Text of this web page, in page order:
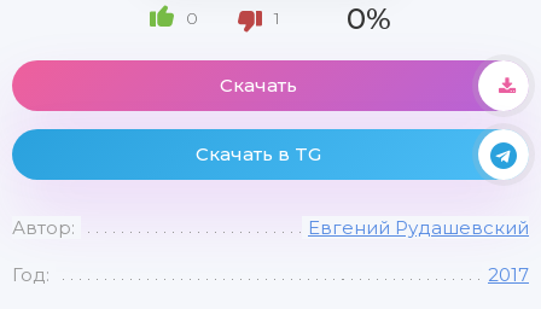
0 1 0%
Скачать
Скачать в TG
Автор: Евгений Рудашевский
Год: 2017